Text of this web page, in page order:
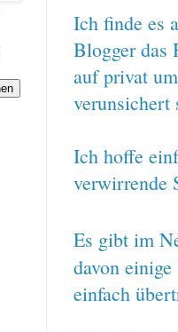
Ich finde es
Blogger das
auf privat
verunsichert
Ich hoffe
verwirrende
Es gibt im
davon
einfach